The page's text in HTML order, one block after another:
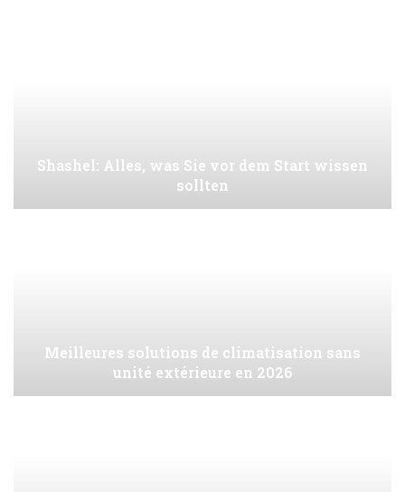
Shashel: Alles, was Sie vor dem Start wissen
sollten
Meilleures solutions de climatisation sans
unité extérieure en 2026